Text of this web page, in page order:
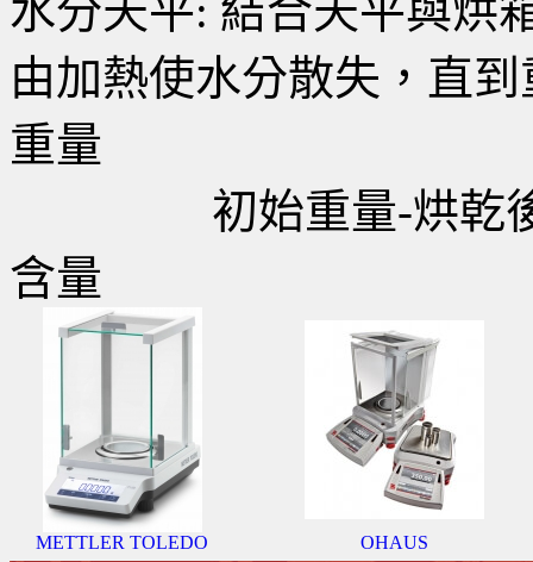
水分天平: 結合天平與烘
由加熱使水分散失，直
重量
初始重量-烘乾後重
含量
METTLER TOLEDO OHAUS